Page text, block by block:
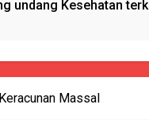
undang Kesehatan
Pangan) ke Enam
Massal